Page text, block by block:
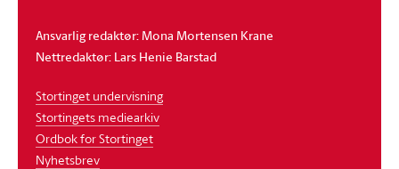
Ansvarlig redaktør: Mona Mortensen Krane
Nettredaktør: Lars Henie Barstad
Stortinget undervisning
Stortingets mediearkiv
Ordbok for Stortinget
Nyhetsbrev